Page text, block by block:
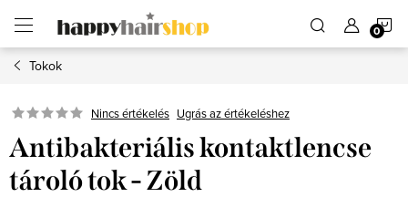
fő
tartalomhoz
Tokok
Nincs értékelés Ugrás az értékeléshez
Antibakteriális kontaktlencse
tároló tok - Zöld